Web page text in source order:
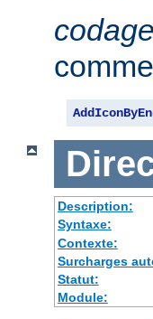
comme
Description:
Syntaxe:
Contexte:
Surcharges
Statut:
Module: